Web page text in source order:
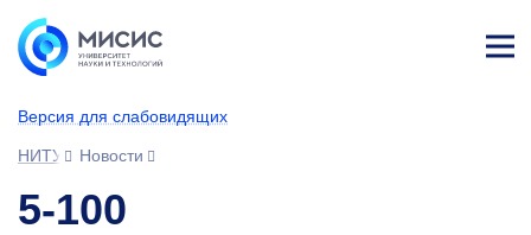
Версия для слабовидящих
НИТУ МИСИС
Новости
5-100